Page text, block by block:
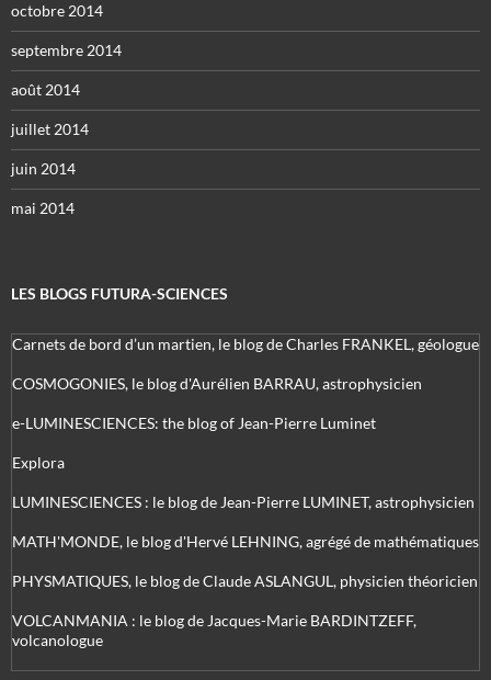
octobre 2014
septembre 2014
août 2014
juillet 2014
juin 2014
mai 2014
LES BLOGS FUTURA-SCIENCES
Carnets de bord d’un martien, le blog de Charles FRANKEL, géologue
COSMOGONIES, le blog d'Aurélien BARRAU, astrophysicien
e-LUMINESCIENCES: the blog of Jean-Pierre Luminet
Explora
LUMINESCIENCES : le blog de Jean-Pierre LUMINET, astrophysicien
MATH'MONDE, le blog d'Hervé LEHNING, agrégé de mathématiques
PHYSMATIQUES, le blog de Claude ASLANGUL, physicien théoricien
VOLCANMANIA : le blog de Jacques-Marie BARDINTZEFF,
volcanologue